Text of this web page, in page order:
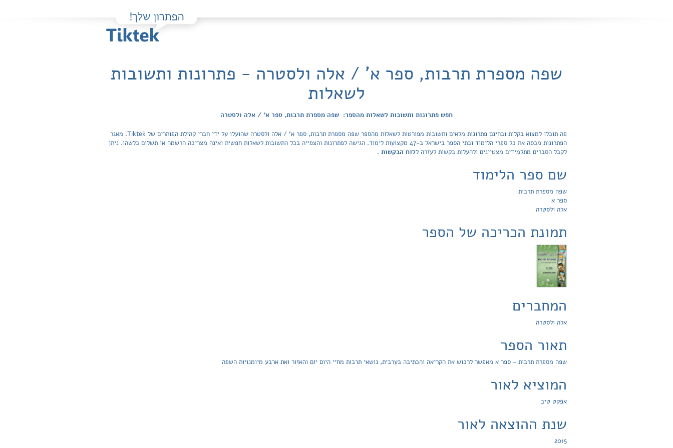
שפה מספרת תרבות, ספר א' / אלה ולסטרה - פתרונות ותשובות
לשאלות
חפש פתרונות ותשובות לשאלות מהספר: שפה מספרת תרבות, ספר א' / אלה ולסטרה
פה תוכלו למצוא בקלות ובחינם פתרונות מלאים ותשובות מפורטות לשאלות מהספר שפה מספרת תרבות, ספר א' / אלה ולסטרה שהועלו על ידי חברי קהילת הפותרים של Tiktek. מאגר
הפתרונות מכסה את כל ספרי הלימוד ובתי הספר בישראל ב-47 מקצועות לימוד. הגישה לפתרונות והצפייה בכל התשובות לשאלות חפשית ואינה מצריכה הרשמה או תשלום כלשהו. ניתן
לקבל הסברים מתלמידים מצטיינים ולהעלות בקשות לעזרה ללוח הבקשות .
שם ספר הלימוד
שפה מספרת תרבות
ספר א
אלה ולסטרה
תמונת הכריכה של הספר
המחברים
אלה ולסטרה
תאור הספר
שפה מספרת תרבות - ספר א מאפשר לרכוש את הקריאה והכתיבה בערבית, נושאי תרבות מחיי היום יום והאזור ואת ארבע מיומנויות השפה
המוציא לאור
אפקט טיב
שנת ההוצאה לאור
2015